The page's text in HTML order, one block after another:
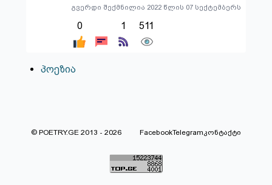
გვერდი შექმნილია 2022 წლის 07 სექტემბერს
0 1 511
პოეზია
© POETRY.GE 2013 - 2026 FacebookTelegramკონტაქტი